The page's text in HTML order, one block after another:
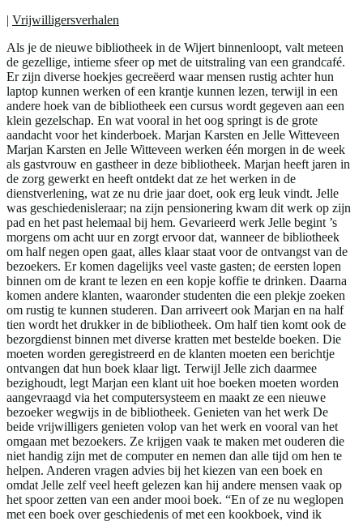
| Vrijwilligersverhalen
Als je de nieuwe bibliotheek in de Wijert binnenloopt, valt meteen
de gezellige, intieme sfeer op met de uitstraling van een grandcafé.
Er zijn diverse hoekjes gecreëerd waar mensen rustig achter hun
laptop kunnen werken of een krantje kunnen lezen, terwijl in een
andere hoek van de bibliotheek een cursus wordt gegeven aan een
klein gezelschap. En wat vooral in het oog springt is de grote
aandacht voor het kinderboek. Marjan Karsten en Jelle Witteveen
Marjan Karsten en Jelle Witteveen werken één morgen in de week
als gastvrouw en gastheer in deze bibliotheek. Marjan heeft jaren in
de zorg gewerkt en heeft ontdekt dat ze het werken in de
dienstverlening, wat ze nu drie jaar doet, ook erg leuk vindt. Jelle
was geschiedenisleraar; na zijn pensionering kwam dit werk op zijn
pad en het past helemaal bij hem. Gevarieerd werk Jelle begint ’s
morgens om acht uur en zorgt ervoor dat, wanneer de bibliotheek
om half negen open gaat, alles klaar staat voor de ontvangst van de
bezoekers. Er komen dagelijks veel vaste gasten; de eersten lopen
binnen om de krant te lezen en een kopje koffie te drinken. Daarna
komen andere klanten, waaronder studenten die een plekje zoeken
om rustig te kunnen studeren. Dan arriveert ook Marjan en na half
tien wordt het drukker in de bibliotheek. Om half tien komt ook de
bezorgdienst binnen met diverse kratten met bestelde boeken. Die
moeten worden geregistreerd en de klanten moeten een berichtje
ontvangen dat hun boek klaar ligt. Terwijl Jelle zich daarmee
bezighoudt, legt Marjan een klant uit hoe boeken moeten worden
aangevraagd via het computersysteem en maakt ze een nieuwe
bezoeker wegwijs in de bibliotheek. Genieten van het werk De
beide vrijwilligers genieten volop van het werk en vooral van het
omgaan met bezoekers. Ze krijgen vaak te maken met ouderen die
niet handig zijn met de computer en nemen dan alle tijd om hen te
helpen. Anderen vragen advies bij het kiezen van een boek en
omdat Jelle zelf veel heeft gelezen kan hij andere mensen vaak op
het spoor zetten van een ander mooi boek. “En of ze nu weglopen
met een boek over geschiedenis of met een kookboek, vind ik